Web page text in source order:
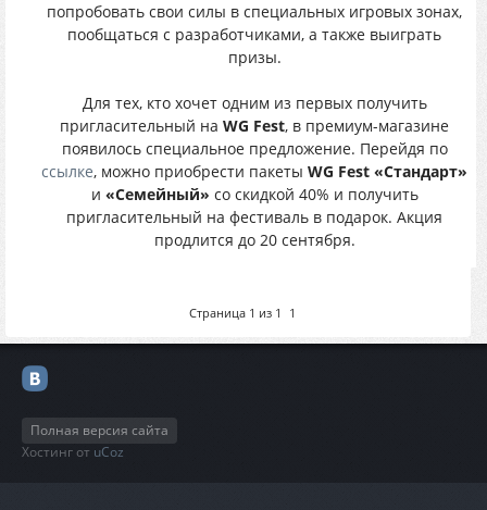
попробовать свои силы в специальных игровых зонах,
пообщаться с разработчиками, а также выиграть
призы.
Для тех, кто хочет одним из первых получить
пригласительный на WG Fest, в премиум-магазине
появилось специальное предложение. Перейдя по
ссылке, можно приобрести пакеты WG Fest «Стандарт»
и «Семейный» со скидкой 40% и получить
пригласительный на фестиваль в подарок. Акция
продлится до 20 сентября.
Страница 1 из 1 1
Полная версия сайта
Хостинг от uCoz